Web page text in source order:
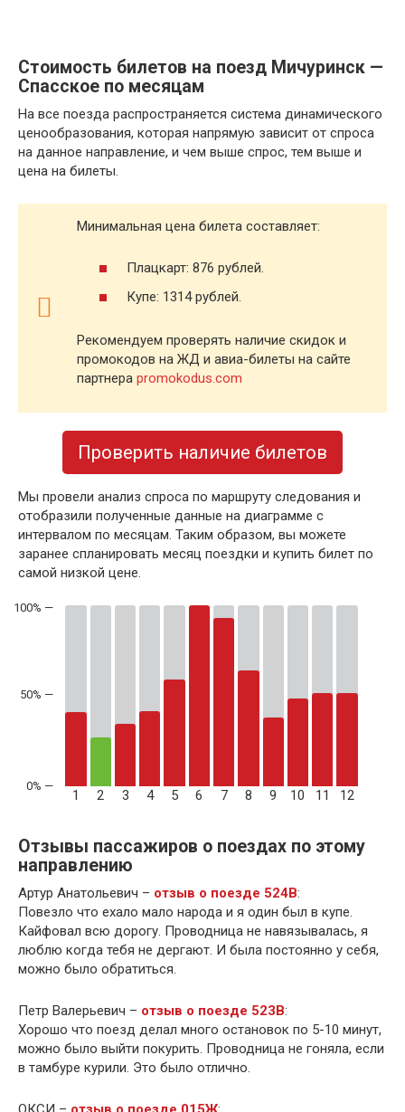
Стоимость билетов на поезд Мичуринск —
Спасское по месяцам
На все поезда распространяется система динамического
ценообразования, которая напрямую зависит от спроса
на данное направление, и чем выше спрос, тем выше и
цена на билеты.
Минимальная цена билета составляет:
Плацкарт: 876 рублей.
Купе: 1314 рублей.
Рекомендуем проверять наличие скидок и
промокодов на ЖД и авиа-билеты на сайте
партнера promokodus.com
Проверить наличие билетов
Мы провели анализ спроса по маршруту следования и
отобразили полученные данные на диаграмме с
интервалом по месяцам. Таким образом, вы можете
заранее спланировать месяц поездки и купить билет по
самой низкой цене.
50% —
1 2 3 4 5 6 7 8 9 10 11 12
Отзывы пассажиров о поездах по этому
направлению
Артур Анатольевич – отзыв о поезде 524В:
Повезло что ехало мало народа и я один был в купе.
Кайфовал всю дорогу. Проводница не навязывалась, я
люблю когда тебя не дергают. И была постоянно у себя,
можно было обратиться.
Петр Валерьевич – отзыв о поезде 523В:
Хорошо что поезд делал много остановок по 5-10 минут,
можно было выйти покурить. Проводница не гоняла, если
в тамбуре курили. Это было отлично.